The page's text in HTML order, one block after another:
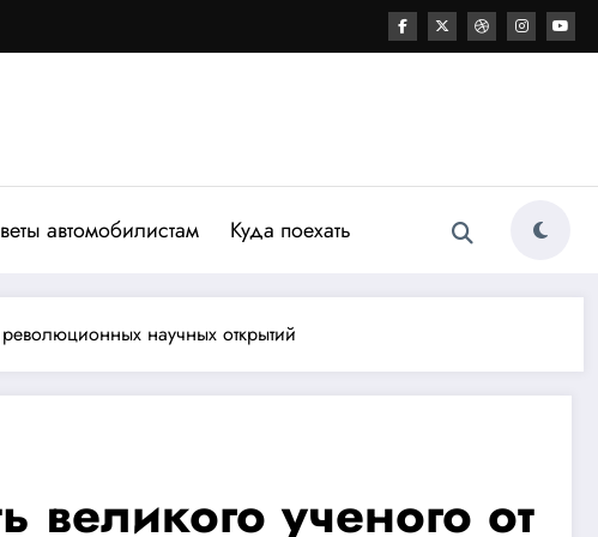
автомобилистам Куда поехать
революционных научных открытий
великого ученого от